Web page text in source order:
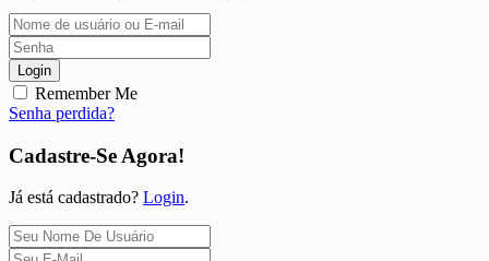
Login
Remember Me
Senha perdida?
Cadastre-Se Agora!
Já está cadastrado? Login.